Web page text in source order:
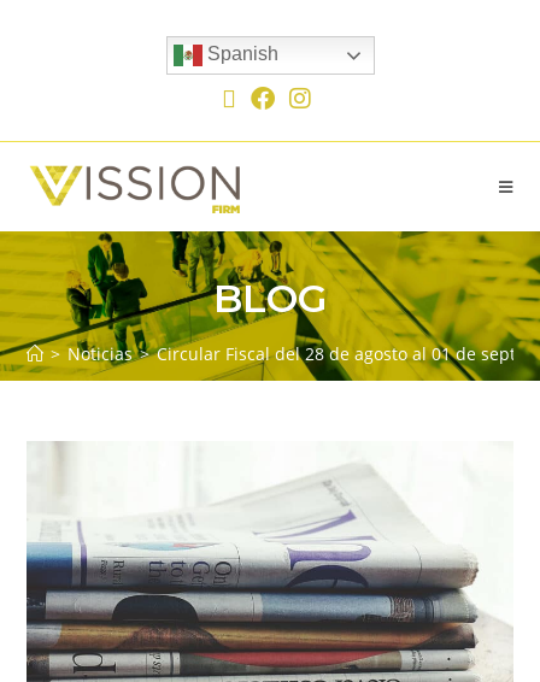
Spanish
BLOG
> Noticias > Circular Fiscal del 28 de agosto al 01 de